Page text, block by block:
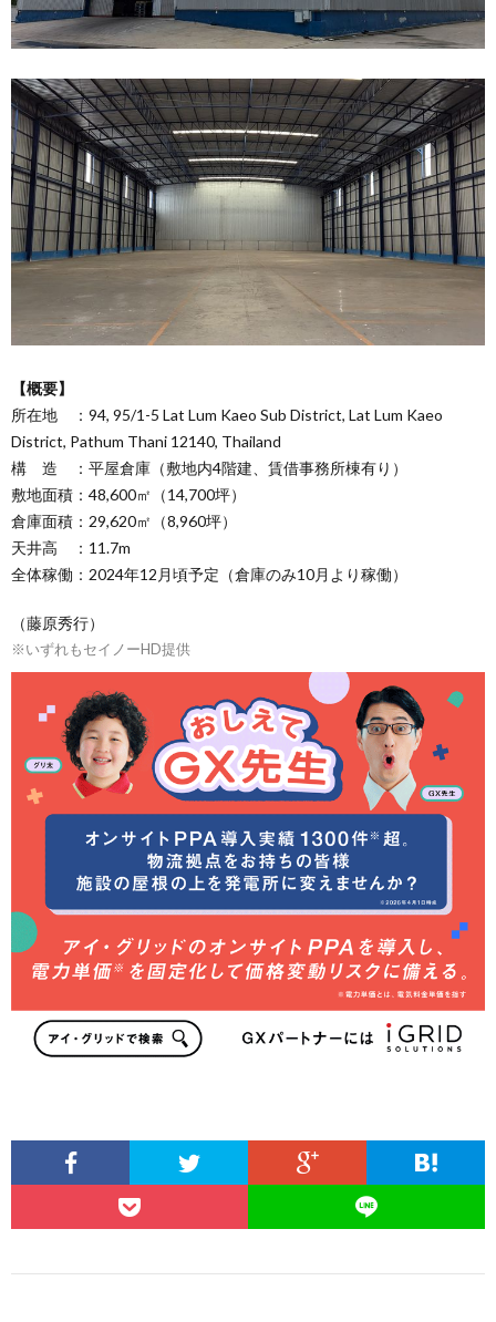
【概要】
所在地 ：94, 95/1-5 Lat Lum Kaeo Sub District, Lat Lum Kaeo
District, Pathum Thani 12140, Thailand
構 造 ：平屋倉庫（敷地内4階建、賃借事務所棟有り）
敷地面積：48,600㎡（14,700坪）
倉庫面積：29,620㎡（8,960坪）
天井高 ：11.7m
全体稼働：2024年12月頃予定（倉庫のみ10月より稼働）
（藤原秀行）
※いずれもセイノーHD提供